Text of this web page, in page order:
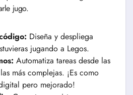
jugo.
Diseña y despliega
jugando a Legos.
Automatiza tareas desde las
más complejas. ¡Es como
pero mejorado!